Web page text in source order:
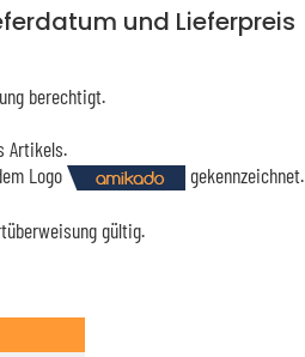
und Lieferpreis
berechtigt.
Artikels.
Logo
gekennzeichnet.
gültig.